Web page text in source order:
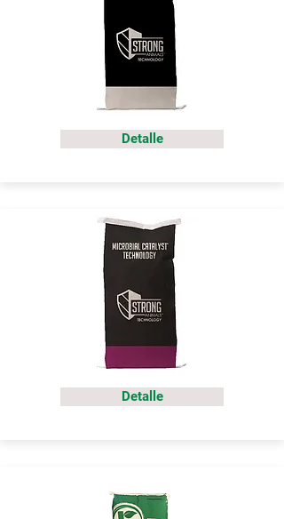
Detalle
Detalle